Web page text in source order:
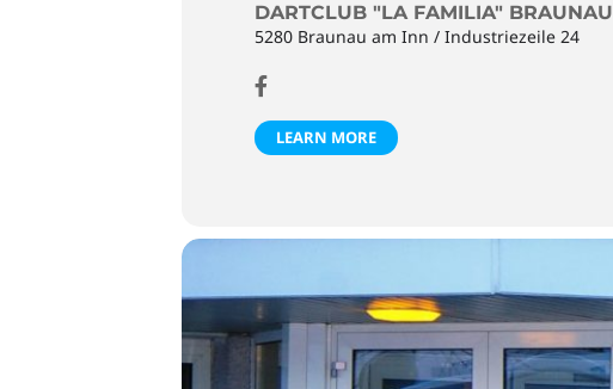
DARTCLUB "LA FAMILIA" BRAUNAU
5280 Braunau am Inn / Industriezeile 24
LEARN MORE